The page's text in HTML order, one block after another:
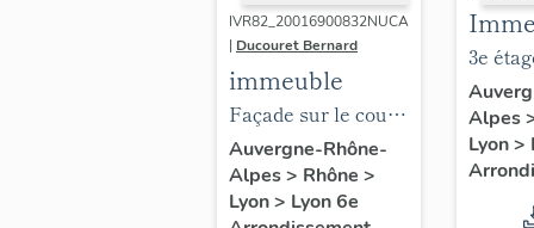
IVR82_20016900832NUCA
| Ducouret Bernard
immeuble
Façade sur le cours
Franklin-Roosevelt,
détail de la porte
Auvergne-Rhône-
Alpes> Rhône >
Lyon> Lyon 6e
3e
détail
corps
deux
Alpes
Lyon>